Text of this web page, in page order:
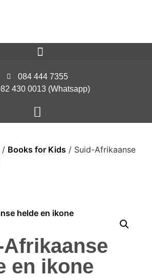
084 444 7355
430 0013 (Whatsapp)
/ Books for Kids / Suid-Afrikaanse
en ikone